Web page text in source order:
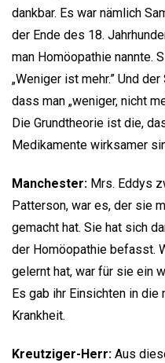
dankbar. Es war nämlich
der Ende des 18.
man Homöopathie nannte.
„Weniger ist mehr.” Und
dass man „weniger, nicht
Die Grundtheorie ist die,
Medikamente wirksamer
Manchester: Mrs. Eddys
Patterson, war es, der sie
gemacht hat. Sie hat sich
der Homöopathie befasst.
gelernt hat, war für sie ein
Es gab ihr Einsichten in
Krankheit.
Kreutziger-Herr: Aus